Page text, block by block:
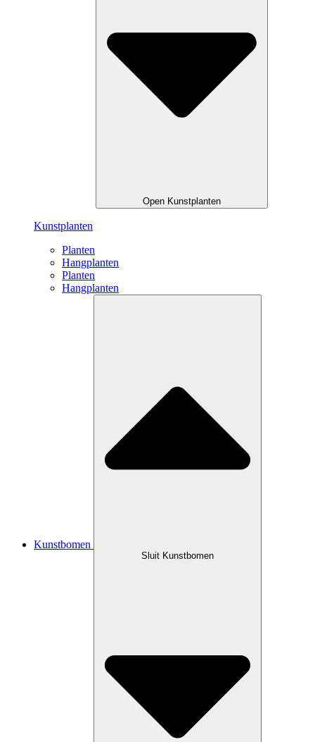
Open Kunstplanten
Kunstplanten
Planten
Hangplanten
Planten
Hangplanten
Kunstbomen
Sluit Kunstbomen